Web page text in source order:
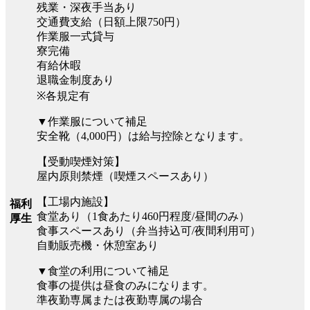
福利
厚生
残業・深夜手当あり
交通費支給（日額上限750円）
作業服一式貸与
寮完備
有給休暇
退職金制度あり
※各規定有
▼作業服について補足
安全靴（4,000円）は給与控除となります。
【受動喫煙対策】
屋内原則禁煙（喫煙スペースあり）
【工場内施設】
食堂あり（1食あたり460円程度/昼間のみ）
食事スペースあり（弁当持込可/夜間利用可）
自動販売機・休憩室あり
▼食堂の利用について補足
食事の提供は昼食のみになります。
準夜勤専属または夜勤専属の場合